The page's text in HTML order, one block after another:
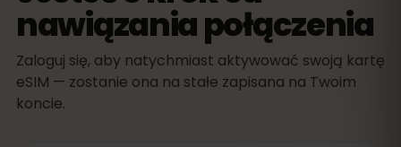
nawiązania połączenia
Zaloguj się, aby natychmiast aktywować swoją kartę
eSIM — zostanie ona na stałe zapisana na Twoim
koncie.